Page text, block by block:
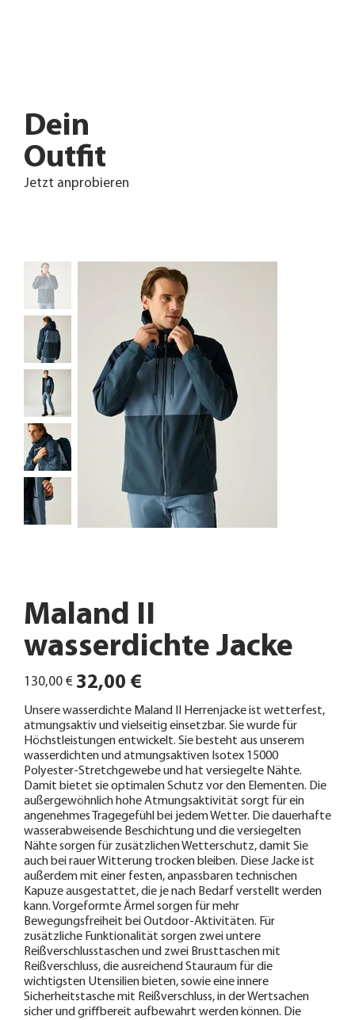
Maland II
wasserdichte Jacke
Ursprünglicher
Preis
130,00 € Angebotspreis
32,00 €
Unsere wasserdichte Maland II Herrenjacke ist wetterfest,
atmungsaktiv und vielseitig einsetzbar. Sie wurde für
Höchstleistungen entwickelt. Sie besteht aus unserem
wasserdichten und atmungsaktiven Isotex 15000
Polyester-Stretchgewebe und hat versiegelte Nähte.
Damit bietet sie optimalen Schutz vor den Elementen. Die
außergewöhnlich hohe Atmungsaktivität sorgt für ein
angenehmes Tragegefühl bei jedem Wetter. Die dauerhafte
wasserabweisende Beschichtung und die versiegelten
Nähte sorgen für zusätzlichen Wetterschutz, damit Sie
auch bei rauer Witterung trocken bleiben. Diese Jacke ist
außerdem mit einer festen, anpassbaren technischen
Kapuze ausgestattet, die je nach Bedarf verstellt werden
kann. Vorgeformte Ärmel sorgen für mehr
Bewegungsfreiheit bei Outdoor-Aktivitäten. Für
zusätzliche Funktionalität sorgen zwei untere
Reißverschlusstaschen und zwei Brusttaschen mit
Reißverschluss, die ausreichend Stauraum für die
wichtigsten Utensilien bieten, sowie eine innere
Sicherheitstasche mit Reißverschluss, in der Wertsachen
sicher und griffbereit aufbewahrt werden können. Die
Dein
Outfit
Jetzt anprobieren